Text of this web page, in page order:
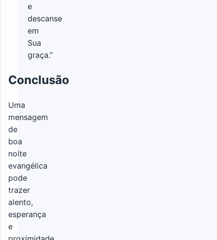
e
descanse
em
Sua
graça.”
Conclusão
Uma
mensagem
de
boa
noite
evangélica
pode
trazer
alento,
esperança
e